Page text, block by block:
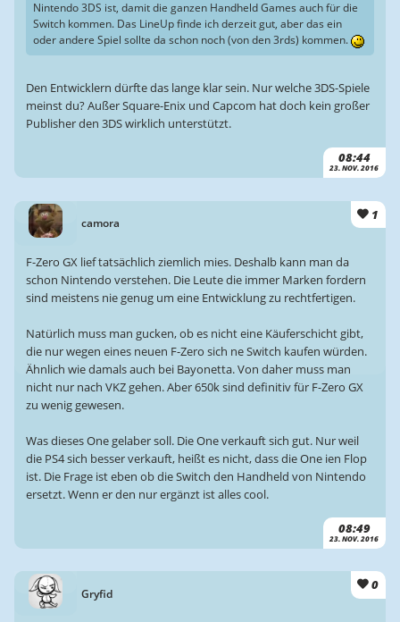
08:44
23. NOV. 2016
Nintendo 3DS ist, damit die ganzen Handheld Games auch für die
Switch kommen. Das LineUp finde ich derzeit gut, aber das ein
oder andere Spiel sollte da schon noch (von den 3rds) kommen.
Den Entwicklern dürfte das lange klar sein. Nur welche 3DS-Spiele
meinst du? Außer Square-Enix und Capcom hat doch kein großer
Publisher den 3DS wirklich unterstützt.
camora
1
08:49
23. NOV. 2016
F-Zero GX lief tatsächlich ziemlich mies. Deshalb kann man da
schon Nintendo verstehen. Die Leute die immer Marken fordern
sind meistens nie genug um eine Entwicklung zu rechtfertigen.
Natürlich muss man gucken, ob es nicht eine Käuferschicht gibt,
die nur wegen eines neuen F-Zero sich ne Switch kaufen würden.
Ähnlich wie damals auch bei Bayonetta. Von daher muss man
nicht nur nach VKZ gehen. Aber 650k sind definitiv für F-Zero GX
zu wenig gewesen.
Was dieses One gelaber soll. Die One verkauft sich gut. Nur weil
die PS4 sich besser verkauft, heißt es nicht, dass die One ien Flop
ist. Die Frage ist eben ob die Switch den Handheld von Nintendo
ersetzt. Wenn er den nur ergänzt ist alles cool.
Gryfid
0